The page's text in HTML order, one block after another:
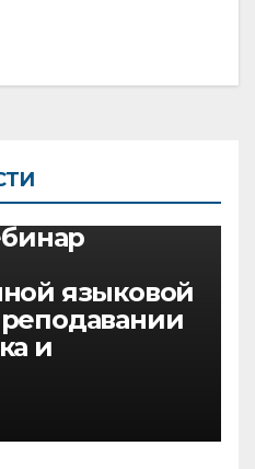
языковой
и